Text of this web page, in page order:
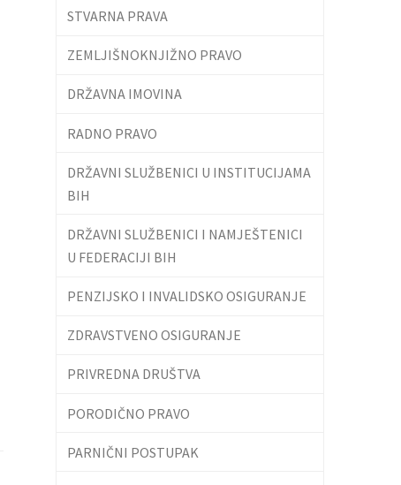
STVARNA PRAVA
ZEMLJIŠNOKNJIŽNO PRAVO
DRŽAVNA IMOVINA
RADNO PRAVO
DRŽAVNI SLUŽBENICI U INSTITUCIJAMA
BIH
DRŽAVNI SLUŽBENICI I NAMJEŠTENICI
U FEDERACIJI BIH
PENZIJSKO I INVALIDSKO OSIGURANJE
ZDRAVSTVENO OSIGURANJE
PRIVREDNA DRUŠTVA
PORODIČNO PRAVO
PARNIČNI POSTUPAK